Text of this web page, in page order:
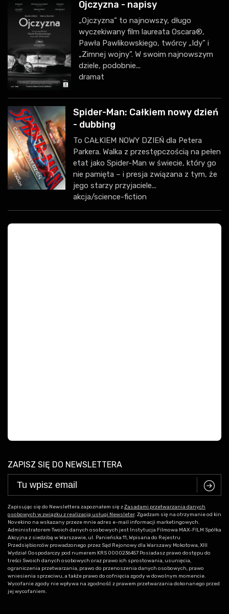
Ojczyzna - napisy
„Ojczyzna” to najnowszy, długo
wyczekiwany film laureata Oscara®,
Pawła Pawlikowskiego, twórcy „Idy” i
„Zimnej wojny”. W swoim najnowszym
dziele, podobnie...
dramat
Spider-Man: Całkiem nowy dzień
- dubbing
To CAŁKIEM NOWY DZIEŃ dla Petera
Parkera. Walka z przestępczością na pełen
etat jako Spider-Man w świecie, który go
nie pamięta – i presja związana z tym, że
jego starzy przyjaciele...
akcja/science-fiction
ZAPISZ SIĘ DO NEWSLETTERA
C
Zapisując się do Newslettera zapoznałem się zZasadami przetwarzania danych
osobowych w związku z realizacją usługi Newsleter. Zgadzam się na otrzymanie od kin
Novekino na wskazany przeze mnie adres e-mail informacji marketingowych.
Administratorem Twoich danych osobowych jest Instytucja Filmowa MAX-FILM Spółka
Akcyjna z siedzibą w Warszawie, ul. Panieńska 11, Wpisana do Rejestru
Przedsiębiorców prowadzonego przez Sąd Rejonowy dla Warszawy Mokotowa, XIII
Wydział Gospodarczy pod numerem KRS 0000236457 Posiadasz prawo dostępu do
treści Swoich danych osobowych oraz prawo ich sprostowania, usunięcia,
ograniczenia przetwarzania, prawo do przenoszenia danych osobowych, prawo
wniesienia sprzeciwu, a także prawo do cofnięcia zgody w dowolnym momencie.
Wycofanie zgody nie wpływa na zgodność z prawem przetwarzania dokonanego przed
jej wycofaniem.